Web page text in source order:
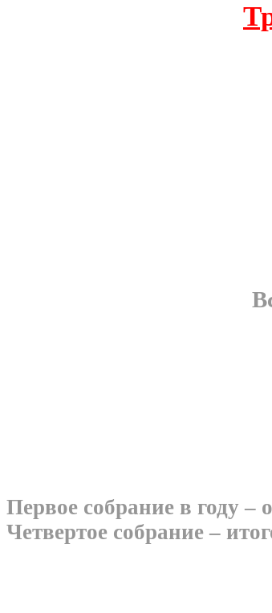
Первое собрание в году –
Четвертое собрание –